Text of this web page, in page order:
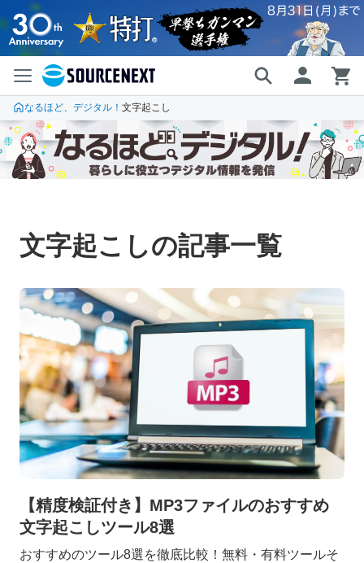
なるほど、デジタル！ 文字起こし
文字起こしの記事一覧
【精度検証付き】MP3ファイルのおすすめ
文字起こしツール8選
おすすめのツール8選を徹底比較！無料・有料ツールそ